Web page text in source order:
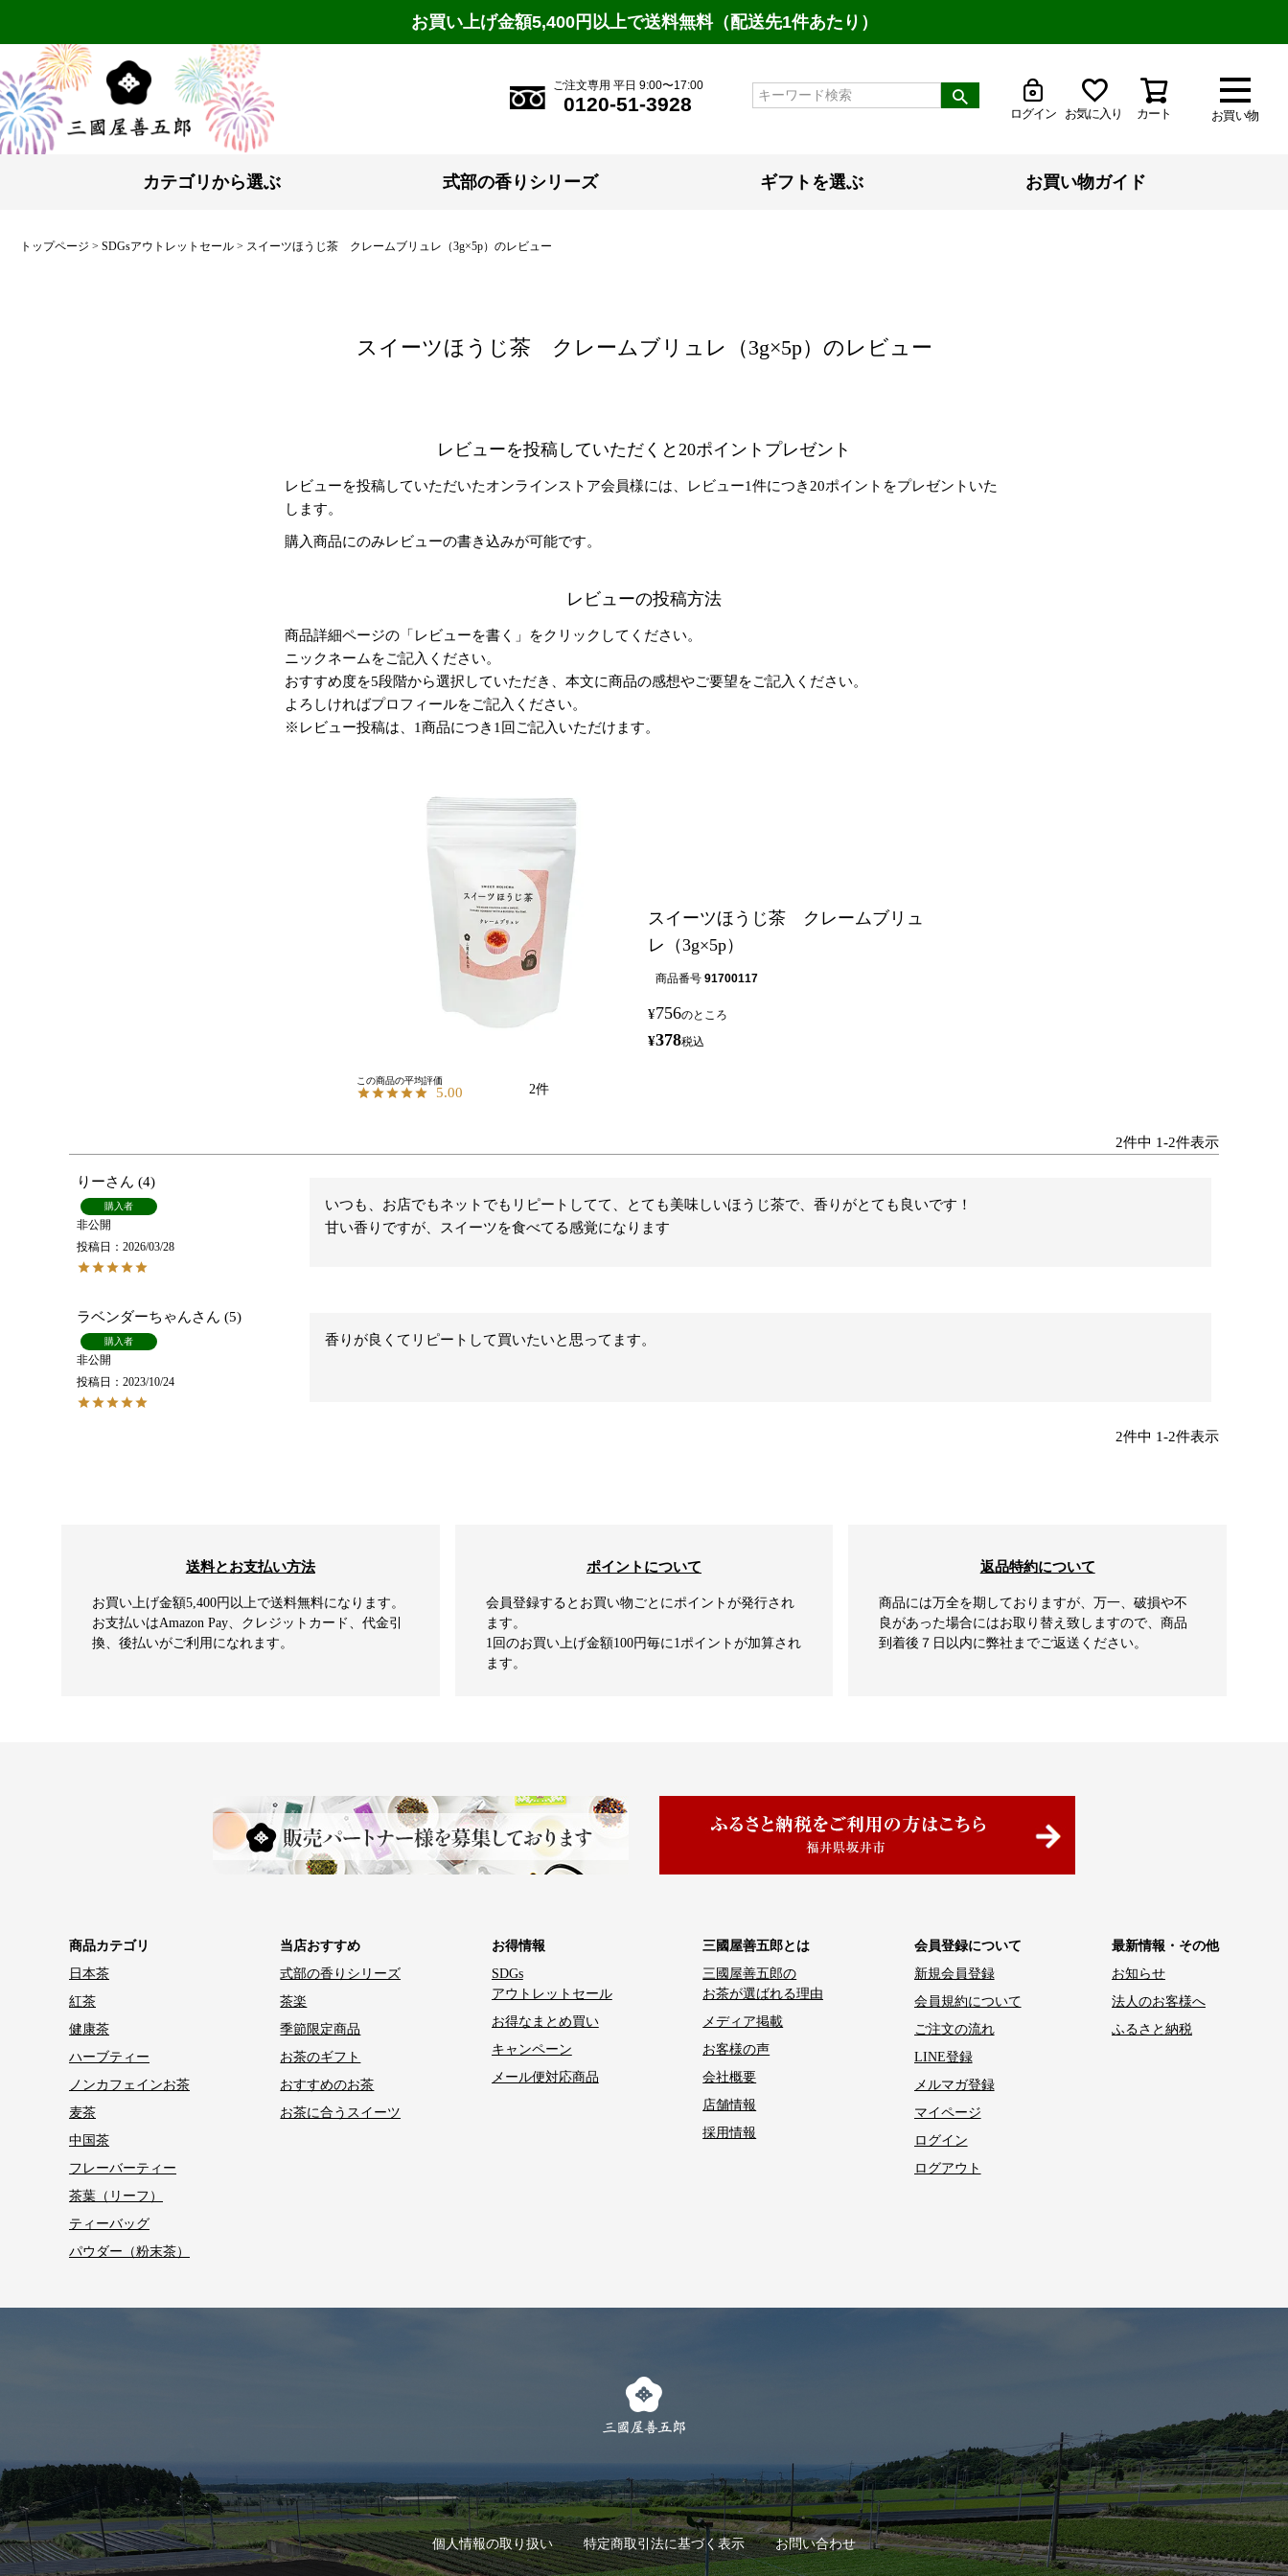
お買い上げ金額5,400円以上で送料無料（配送先1件あたり）
お買い物
ご注文専用 平日 9:00〜17:00
0120-51-3928 ログイン お気に入り カート
カテゴリから選ぶ 式部の香りシリーズ ギフトを選ぶ お買い物ガイド
トップページ SDGsアウトレットセール スイーツほうじ茶 クレームブリュレ（3g×5p）のレビュー
スイーツほうじ茶 クレームブリュレ（3g×5p）のレビュー
レビューを投稿していただくと20ポイントプレゼント
レビューを投稿していただいたオンラインストア会員様には、レビュー1件につき20ポイントをプレゼントいた
します。
購入商品にのみレビューの書き込みが可能です。
レビューの投稿方法
商品詳細ページの「レビューを書く」をクリックしてください。
ニックネームをご記入ください。
おすすめ度を5段階から選択していただき、本文に商品の感想やご要望をご記入ください。
よろしければプロフィールをご記入ください。
※レビュー投稿は、1商品につき1回ご記入いただけます。
スイーツほうじ茶 クレームブリュ
レ（3g×5p）
商品番号 91700117
¥756のところ
¥378税込
5.00 2
2件中 1-2件表示
りー 4
購入者
非公開
投稿日
2026/03/28
いつも、お店でもネットでもリピートしてて、とても美味しいほうじ茶で、香りがとても良いです！
甘い香りですが、スイーツを食べてる感覚になります
ラベンダーちゃん 5
購入者
非公開
投稿日
2023/10/24
香りが良くてリピートして買いたいと思ってます。
2件中 1-2件表示
送料とお支払い方法
お買い上げ金額5,400円以上で送料無料になります。
お支払いはAmazon Pay、クレジットカード、代金引
換、後払いがご利用になれます。
ポイントについて
会員登録するとお買い物ごとにポイントが発行され
ます。
1回のお買い上げ金額100円毎に1ポイントが加算され
ます。
返品特約について
商品には万全を期しておりますが、万一、破損や不
良があった場合にはお取り替え致しますので、商品
到着後７日以内に弊社までご返送ください。
商品カテゴリ
日本茶
紅茶
健康茶
ハーブティー
ノンカフェインお茶
麦茶
中国茶
フレーバーティー
茶葉（リーフ）
ティーバッグ
パウダー（粉末茶）
当店おすすめ
式部の香りシリーズ
茶楽
季節限定商品
お茶のギフト
おすすめのお茶
お茶に合うスイーツ
お得情報
SDGs
アウトレットセール
お得なまとめ買い
キャンペーン
メール便対応商品
三國屋善五郎とは
三國屋善五郎の
お茶が選ばれる理由
メディア掲載
お客様の声
会社概要
店舗情報
採用情報
会員登録について
新規会員登録
会員規約について
ご注文の流れ
LINE登録
メルマガ登録
マイページ
ログイン
ログアウト
最新情報・その他
お知らせ
法人のお客様へ
ふるさと納税
個人情報の取り扱い 特定商取引法に基づく表示 お問い合わせ